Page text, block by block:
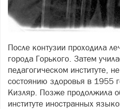
После контузии проходила
города Горького. Затем
педагогическом институте,
состоянию здоровья в 1955
Кизляр. Позже продолжила
институте иностранных